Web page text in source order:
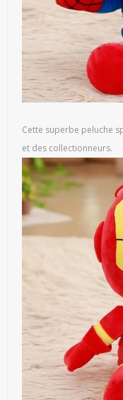
Cette superbe peluche
et des collectionneurs.